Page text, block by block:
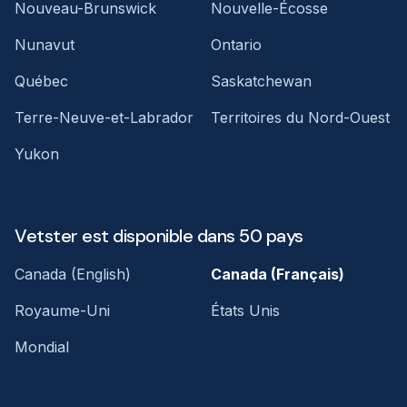
Nouveau-Brunswick
Nouvelle-Écosse
Nunavut
Ontario
Québec
Saskatchewan
Terre-Neuve-et-Labrador
Territoires du Nord-Ouest
Yukon
Vetster est disponible dans 50 pays
Canada (English)
Canada (Français)
Royaume-Uni
États Unis
Mondial